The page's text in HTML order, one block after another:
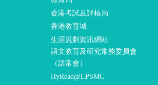
香港考試及評核局
香港教育城
生涯規劃資訊網站
語文教育及研究常務委員會
（語常會）
HyRead@LPSMC